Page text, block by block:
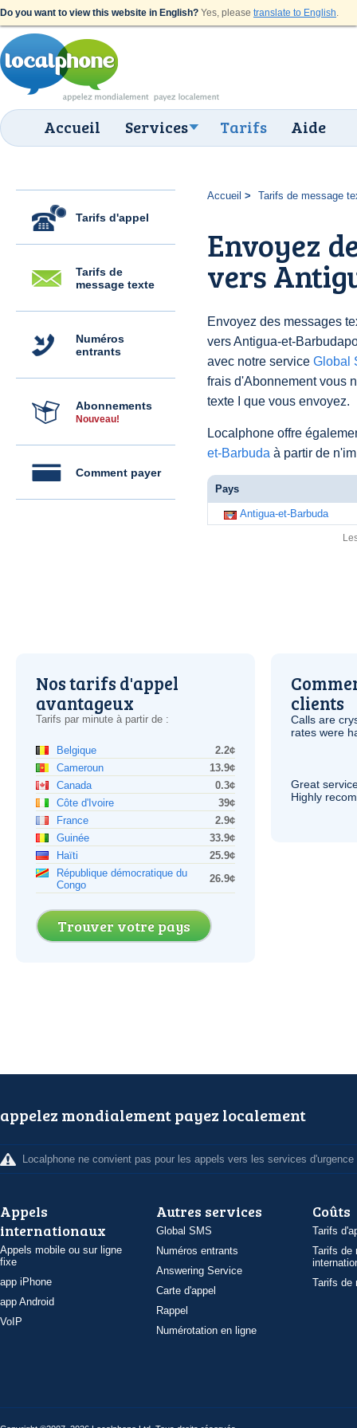
Do you want to view this website in English? Yes, please translate to English.
Accueil Services Tarifs Aide
Tarifs d'appel
Tarifs de
message texte
Numéros
entrants
Abonnements
Nouveau!
Comment payer
Accueil Tarifs de message
Envoyez
vers
Envoyez des messages
vers Antigua-et-
avec notre service Global
frais d'Abonnement vous
texte I que vous envoyez.
Localphone offre
et-Barbuda à partir de
Pays
Antigua-et-Barbuda
Nos tarifs d'appel
avantageux
Tarifs par minute à partir de :
Belgique
2.2¢
Cameroun
13.9¢
Canada
0.3¢
Côte d'Ivoire
39¢
France
2.9¢
Guinée
33.9¢
Haïti
25.9¢
République démocratique du
Congo
26.9¢
Trouver votre pays
clients
Calls are
rates were
Great
Highly
appelez mondialement payez localement
Localphone ne convient pas pour les appels vers les services d'urgence
Appels
internationaux
Appels mobile ou sur ligne
fixe
app iPhone
app Android
VoIP
Autres services
Global SMS
Numéros entrants
Answering Service
Carte d'appel
Rappel
Numérotation en ligne
Coûts
Tarifs
Tarifs de
Tarifs de